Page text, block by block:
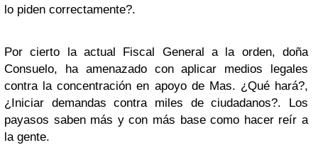
lo piden correctamente?.
Por cierto la actual Fiscal General a la orden, doña
Consuelo, ha amenazado con aplicar medios legales
contra la concentración en apoyo de Mas. ¿Qué hará?,
¿Iniciar demandas contra miles de ciudadanos?. Los
payasos saben más y con más base como hacer reír a
la gente.